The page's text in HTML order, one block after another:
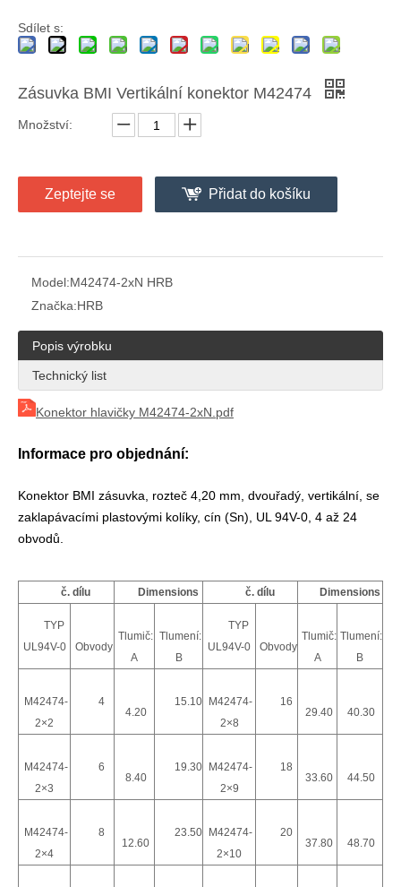
Záhlaví vodiče k desce GWT HRB konektor Header GWT mezi vodičem a deskou
Sdílet s:
Zásuvka BMI Vertikální konektor M42474
Množství:
Zeptejte se Přidat do košíku
Model:M42474-2xN HRB
Značka:HRB
Popis výrobku
Technický list
Konektor hlavičky M42474-2xN.pdf
Informace pro objednání:
Konektor BMI zásuvka, rozteč 4,20 mm, dvouřadý, vertikální, se
zaklapávacími plastovými kolíky, cín (Sn), UL 94V-0, 4 až 24
obvodů.
č. dílu Dimensions č. dílu Dimensions
TYP
UL94V-0
Obvody
Tlumič:
A
Tlumení:
B
TYP
UL94V-0
Obvody
Tlumič:
A
Tlumení:
B
M42474-
2×2
4
4.20
15.10
M42474-
2×8
16
29.40
40.30
M42474-
2×3
6
8.40
19.30
M42474-
2×9
18
33.60
44.50
M42474-
2×4
8
12.60
23.50
M42474-
2×10
20
37.80
48.70